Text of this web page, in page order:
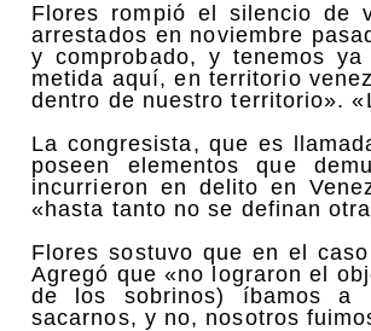
Flores rompió el silencio de
arrestados en noviembre
y comprobado, y tenemos
metida aquí, en territorio
dentro de nuestro territorio».
La congresista, que es
poseen elementos que
incurrieron en delito en
«hasta tanto no se definan
Flores sostuvo que en el
Agregó que «no lograron el
de los sobrinos) íbamos a
sacarnos, y no, nosotros